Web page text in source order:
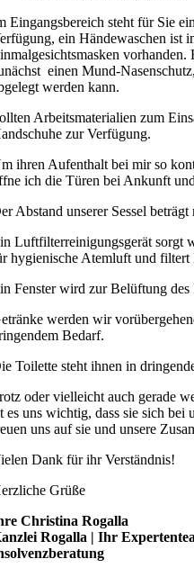
Eingangsbereich steht für Sie
ein Händewaschen ist
einen Mund-
werden kann.
Arbeitsmaterialien zum
zur Verfügung.
ihren Aufenthalt bei mir so
ich die Türen bei Ankunft
Abstand unserer Sessel
Luftfilterreinigungsgerät sorgt
hygienische Atemluft und
Fenster wird zur Belüftung
werden wir
Bedarf.
Toilette steht ihnen in
oder vielleicht auch gerade
es uns wichtig, dass sie sich
uns auf sie und unsere
Dank für ihr Verständnis!
Grüße
Christina Rogalla
Rogalla | Ihr